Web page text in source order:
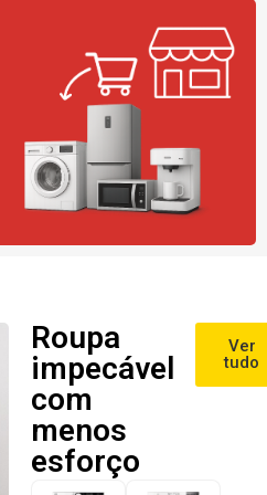
Roupa
impecável
com
menos
esforço
Ver
tudo